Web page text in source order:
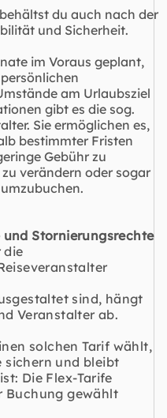
du auch nach der
und Sicherheit.
im Voraus geplant,
am Urlaubsziel
gibt es die sog.
Sie ermöglichen es,
bestimmter Fristen
Gebühr zu
verändern oder sogar
Stornierungsrechte
die
sind, hängt
Veranstalter ab.
solchen Tarif wählt,
sichern und bleibt
Die Flex-Tarife
Buchung gewählt